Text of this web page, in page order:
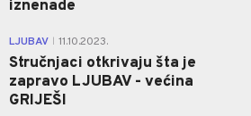
iznenade
LJUBAV 11.10.2023.
Stručnjaci otkrivaju šta je
zapravo LJUBAV - većina
GRIJEŠI